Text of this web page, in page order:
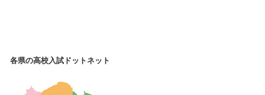
各県の高校入試ドットネット